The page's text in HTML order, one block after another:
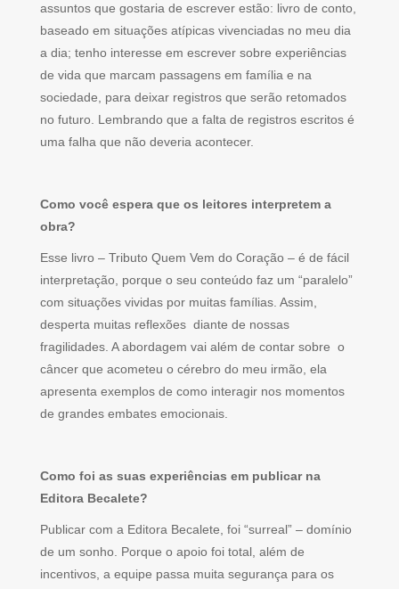
assuntos que gostaria de escrever estão: livro de conto,
baseado em situações atípicas vivenciadas no meu dia
a dia; tenho interesse em escrever sobre experiências
de vida que marcam passagens em família e na
sociedade, para deixar registros que serão retomados
no futuro. Lembrando que a falta de registros escritos é
uma falha que não deveria acontecer.
Como você espera que os leitores interpretem a
obra?
Esse livro – Tributo Quem Vem do Coração – é de fácil
interpretação, porque o seu conteúdo faz um “paralelo”
com situações vividas por muitas famílias. Assim,
desperta muitas reflexões diante de nossas
fragilidades. A abordagem vai além de contar sobre o
câncer que acometeu o cérebro do meu irmão, ela
apresenta exemplos de como interagir nos momentos
de grandes embates emocionais.
Como foi as suas experiências em publicar na
Editora Becalete?
Publicar com a Editora Becalete, foi “surreal” – domínio
de um sonho. Porque o apoio foi total, além de
incentivos, a equipe passa muita segurança para os